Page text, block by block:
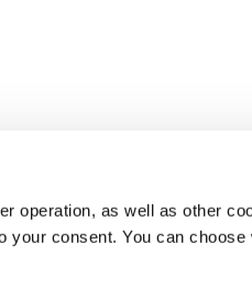
operation, as well as other
consent. You can choose